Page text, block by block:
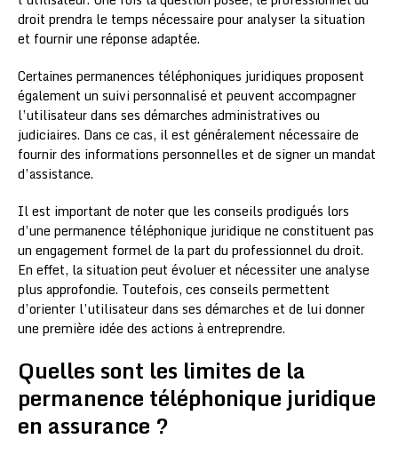
droit prendra le temps nécessaire pour analyser la situation
et fournir une réponse adaptée.
Certaines permanences téléphoniques juridiques proposent
également un suivi personnalisé et peuvent accompagner
l’utilisateur dans ses démarches administratives ou
judiciaires. Dans ce cas, il est généralement nécessaire de
fournir des informations personnelles et de signer un mandat
d’assistance.
Il est important de noter que les conseils prodigués lors
d’une permanence téléphonique juridique ne constituent pas
un engagement formel de la part du professionnel du droit.
En effet, la situation peut évoluer et nécessiter une analyse
plus approfondie. Toutefois, ces conseils permettent
d’orienter l’utilisateur dans ses démarches et de lui donner
une première idée des actions à entreprendre.
Quelles sont les limites de la
permanence téléphonique juridique
en assurance ?